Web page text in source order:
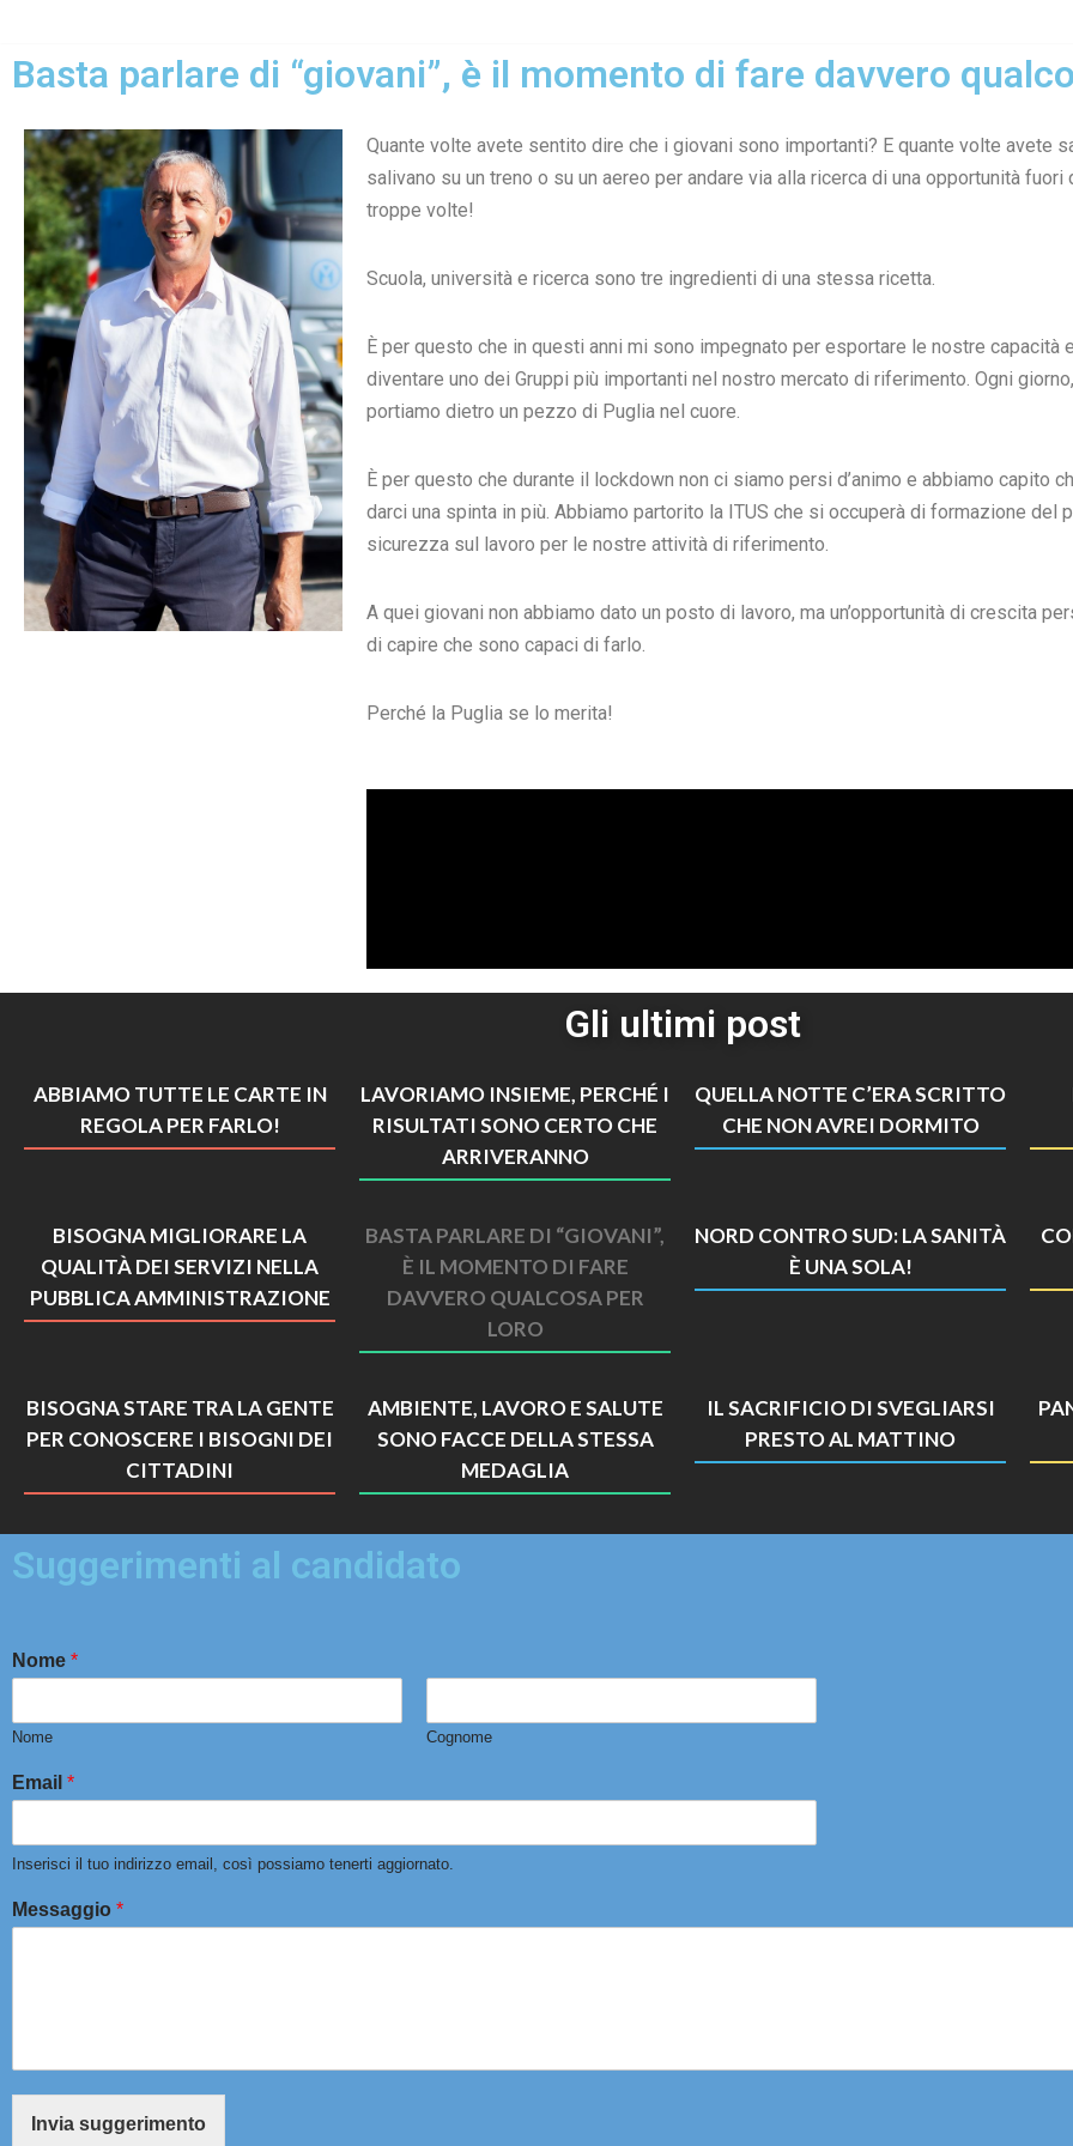
Vai
contenuto
Basta parlare di “giovani”, è il momento di fare davvero
Quante volte avete sentito dire che i giovani sono importanti? E quante volte avete
salivano su un treno o su un aereo per andare via alla ricerca di una opportunità fuori
troppe volte!
Scuola, università e ricerca sono tre ingredienti di una stessa ricetta.
È per questo che in questi anni mi sono impegnato per esportare le nostre capacità
diventare uno dei Gruppi più importanti nel nostro mercato di riferimento. Ogni
portiamo dietro un pezzo di Puglia nel cuore.
È per questo che durante il lockdown non ci siamo persi d’animo e abbiamo capito
darci una spinta in più. Abbiamo partorito la ITUS che si occuperà di formazione del
sicurezza sul lavoro per le nostre attività di riferimento.
A quei giovani non abbiamo dato un posto di lavoro, ma un’opportunità di crescita
di capire che sono capaci di farlo.
Perché la Puglia se lo merita!
Gli ultimi post
ABBIAMO TUTTE LE CARTE IN
REGOLA PER FARLO!
LAVORIAMO INSIEME, PERCHÉ I
RISULTATI SONO CERTO CHE
ARRIVERANNO
QUELLA NOTTE C’ERA SCRITTO
CHE NON AVREI DORMITO
BISOGNA MIGLIORARE LA
QUALITÀ DEI SERVIZI NELLA
PUBBLICA AMMINISTRAZIONE
BASTA PARLARE DI “GIOVANI”,
È IL MOMENTO DI FARE
DAVVERO QUALCOSA PER
LORO
NORD CONTRO SUD: LA SANITÀ
È UNA SOLA!
BISOGNA STARE TRA LA GENTE
PER CONOSCERE I BISOGNI DEI
CITTADINI
AMBIENTE, LAVORO E SALUTE
SONO FACCE DELLA STESSA
MEDAGLIA
IL SACRIFICIO DI SVEGLIARSI
PRESTO AL MATTINO
Suggerimenti al candidato
Nome *
Nome Cognome
Email *
Inserisci il tuo indirizzo email, così possiamo tenerti aggiornato.
Messaggio *
Invia suggerimento